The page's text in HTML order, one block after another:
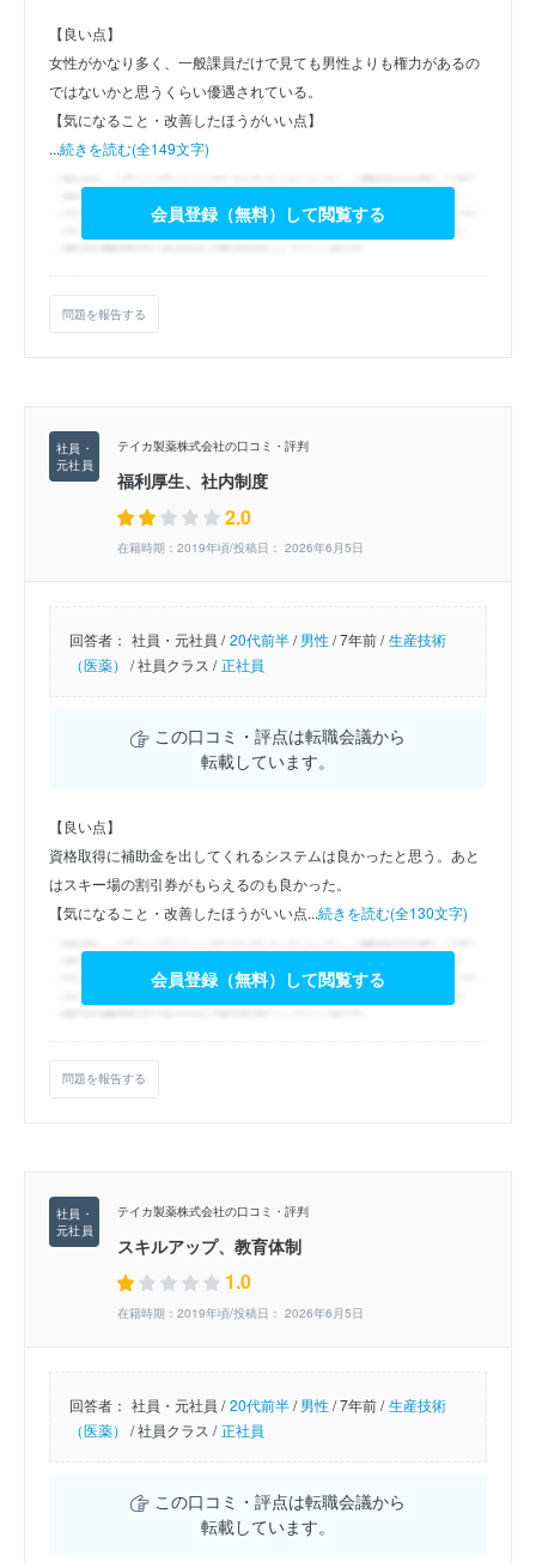
【良い点】
女性がかなり多く、一般課員だけで見ても男性よりも権力があるの
ではないかと思うくらい優遇されている。
【気になること・改善したほうがいい点】
...続きを読む(全149文字)
会員登録（無料）して閲覧する
問題を報告する
テイカ製薬株式会社の口コミ・評判
福利厚生、社内制度
2.0
在籍時期：2019年頃/投稿日： 2026年6月5日
回答者： 社員・元社員 / 20代前半/男性/7年前 / 生産技術
（医薬） /社員クラス / 正社員
この口コミ・評点は転職会議から
転載しています。
【良い点】
資格取得に補助金を出してくれるシステムは良かったと思う。あと
はスキー場の割引券がもらえるのも良かった。
【気になること・改善したほうがいい点...続きを読む(全130文字)
会員登録（無料）して閲覧する
問題を報告する
テイカ製薬株式会社の口コミ・評判
スキルアップ、教育体制
1.0
在籍時期：2019年頃/投稿日： 2026年6月5日
回答者： 社員・元社員 / 20代前半/男性/7年前 / 生産技術
（医薬） /社員クラス / 正社員
この口コミ・評点は転職会議から
転載しています。